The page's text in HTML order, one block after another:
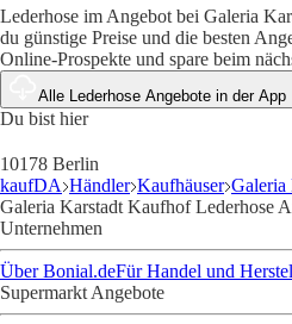
Lederhose im Angebot bei Galeria
du günstige Preise und die besten
Online-Prospekte und spare beim
Alle Lederhose Angebote in der App
Du bist hier
10178 Berlin
kaufDA Händler Kaufhäuser Galeria
Galeria Karstadt Kaufhof Lederhose
Unternehmen
Über Bonial.deFür Handel und
Supermarkt Angebote